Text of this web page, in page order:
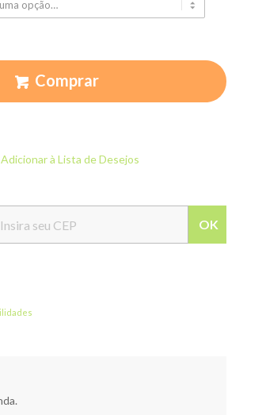
Comprar
Adicionar à Lista de Desejos
OK